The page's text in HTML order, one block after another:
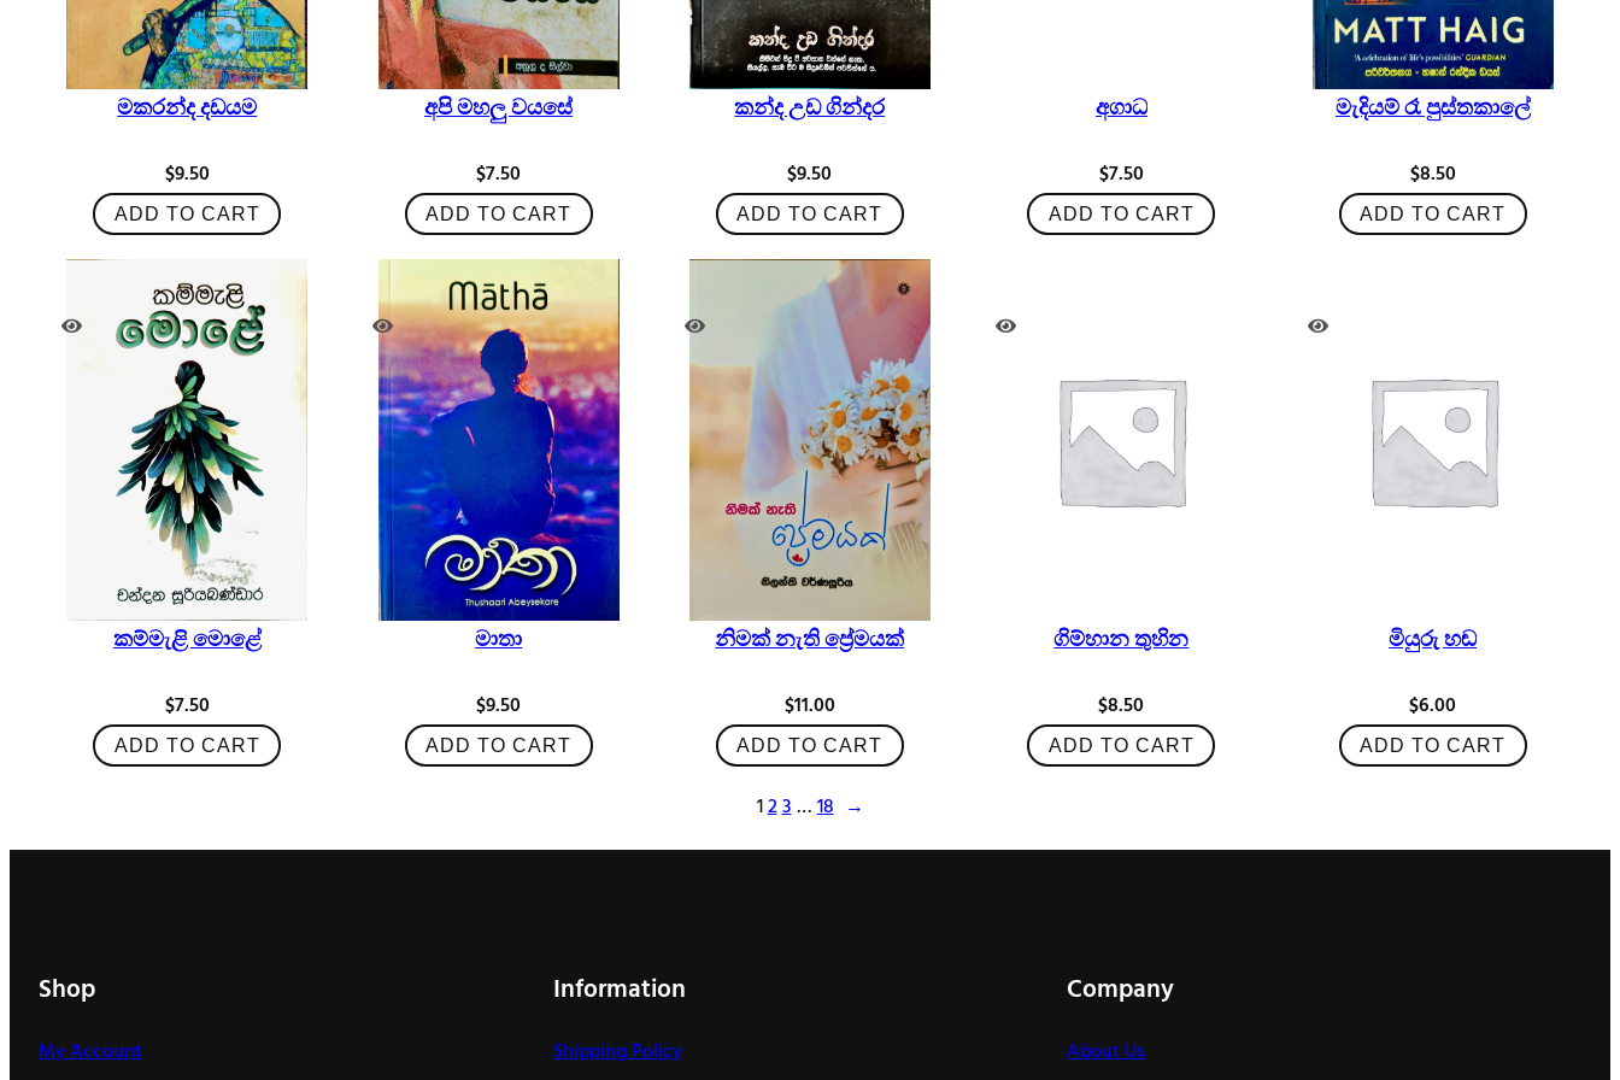
මකරන්ද දඩයම
$9.50
ADD TO CART
අපි මහලු වයසේ
$7.50
ADD TO CART
කන්ද උඩ ගින්දර
$9.50
ADD TO CART
අගාධ
$7.50
ADD TO CART
මැදියම් රෑ පුස්තකාලේ
$8.50
ADD TO CART
කම්මැළි මොළේ
$7.50
ADD TO CART
මාතා
$9.50
ADD TO CART
නිමක් නැති ප්‍රේමයක්
$11.00
ADD TO CART
ගිම්හාන තුහින
$8.50
ADD TO CART
මියුරු හඬ
$6.00
ADD TO CART
123…18 →
Shop
My Account
Information
Shipping Policy
Company
About Us